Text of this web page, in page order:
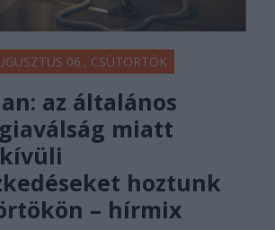
06., CSÜTÖRTÖK
az általános
miatt
hoztunk
– hírmix